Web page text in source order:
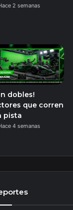
2 semanas
dobles!
que corren
pista
4 semanas